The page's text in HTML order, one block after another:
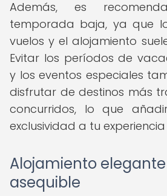
Además, es
temporada baja, ya que
vuelos y el alojamiento
Evitar los períodos de
y los eventos especiales
disfrutar de destinos más
concurridos, lo que
exclusividad a tu experiencia
Alojamiento
asequible